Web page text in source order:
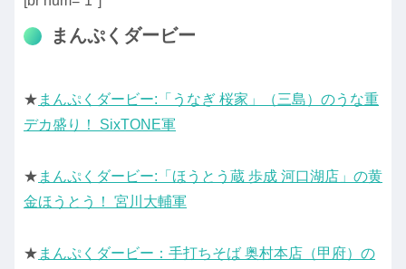
まんぷくダービー
★ まんぷくダービー:「うなぎ 桜家」（三島）のうな重
デカ盛り！ SixTONE軍
★ まんぷくダービー:「ほうとう蔵 歩成 河口湖店」の黄
金ほうとう！ 宮川大輔軍
★ まんぷくダービー：手打ちそば 奥村本店（甲府）の